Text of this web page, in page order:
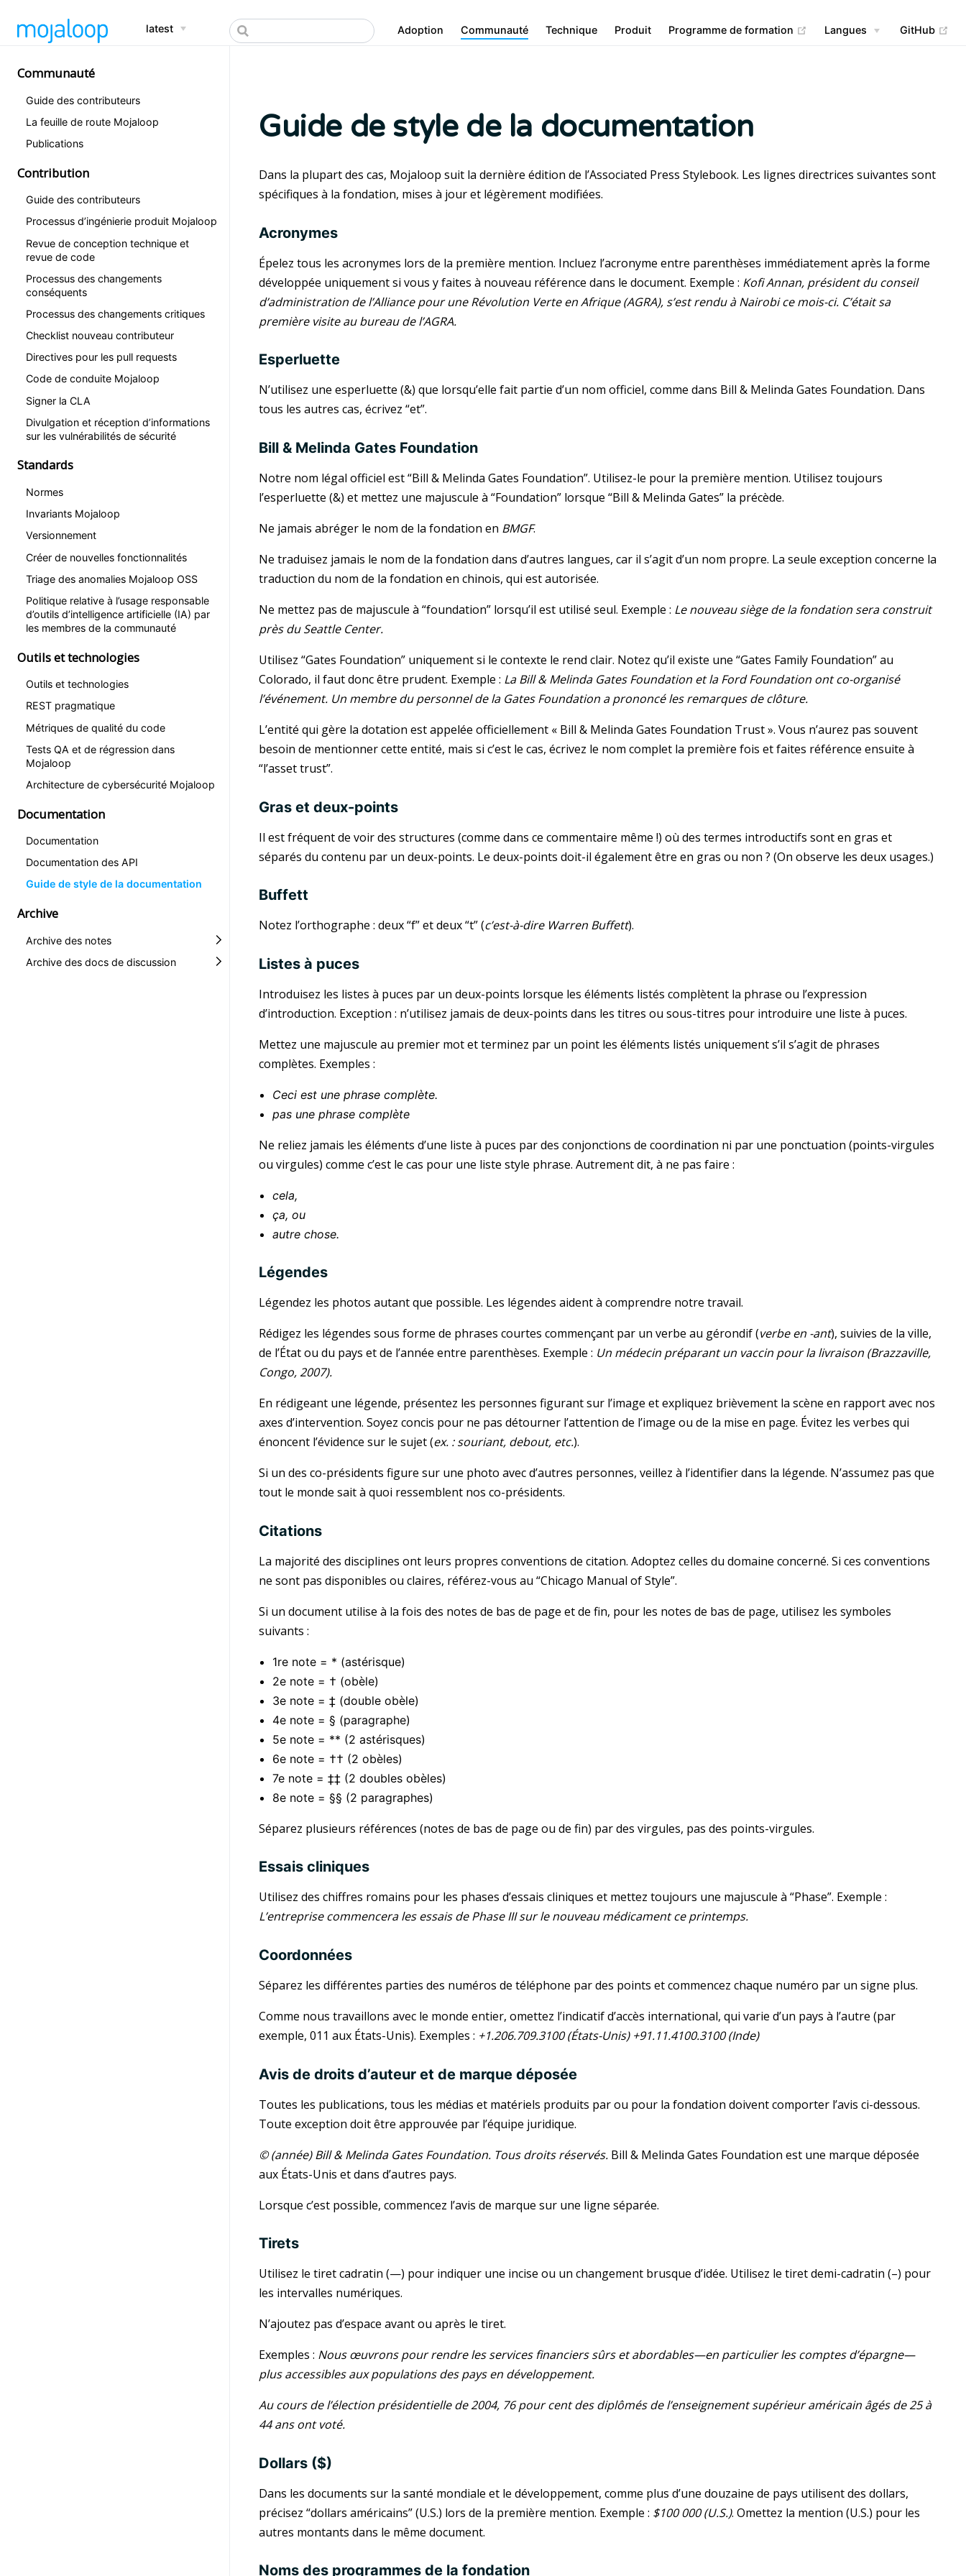
latest Adoption Communauté Technique Produit Programme de formation (opens new window)
Langues GitHub
Communauté
Guide des contributeurs
La feuille de route Mojaloop
Publications
Contribution
Guide des contributeurs
Processus d’ingénierie produit Mojaloop
Revue de conception technique et
revue de code
Processus des changements
conséquents
Processus des changements critiques
Checklist nouveau contributeur
Directives pour les pull requests
Code de conduite Mojaloop
Signer la CLA
Divulgation et réception d’informations
sur les vulnérabilités de sécurité
Standards
Normes
Invariants Mojaloop
Versionnement
Créer de nouvelles fonctionnalités
Triage des anomalies Mojaloop OSS
Politique relative à l’usage responsable
d’outils d’intelligence artificielle (IA) par
les membres de la communauté
Outils et technologies
Outils et technologies
REST pragmatique
Métriques de qualité du code
Tests QA et de régression dans
Mojaloop
Architecture de cybersécurité Mojaloop
Documentation
Documentation
Documentation des API
Guide de style de la documentation
Archive
Archive des notes
Archive des docs de discussion
Guide de style de la documentation
Dans la plupart des cas, Mojaloop suit la dernière édition de l’Associated Press Stylebook. Les lignes directrices suivantes sont
spécifiques à la fondation, mises à jour et légèrement modifiées.
Acronymes
Épelez tous les acronymes lors de la première mention. Incluez l’acronyme entre parenthèses immédiatement après la forme
développée uniquement si vous y faites à nouveau référence dans le document. Exemple : Kofi Annan, président du conseil
d’administration de l’Alliance pour une Révolution Verte en Afrique (AGRA), s’est rendu à Nairobi ce mois-ci. C’était sa
première visite au bureau de l’AGRA.
Esperluette
N’utilisez une esperluette (&) que lorsqu’elle fait partie d’un nom officiel, comme dans Bill & Melinda Gates Foundation. Dans
tous les autres cas, écrivez “et”.
Bill & Melinda Gates Foundation
Notre nom légal officiel est “Bill & Melinda Gates Foundation”. Utilisez-le pour la première mention. Utilisez toujours
l’esperluette (&) et mettez une majuscule à “Foundation” lorsque “Bill & Melinda Gates” la précède.
Ne jamais abréger le nom de la fondation en BMGF.
Ne traduisez jamais le nom de la fondation dans d’autres langues, car il s’agit d’un nom propre. La seule exception concerne la
traduction du nom de la fondation en chinois, qui est autorisée.
Ne mettez pas de majuscule à “foundation” lorsqu’il est utilisé seul. Exemple : Le nouveau siège de la fondation sera construit
près du Seattle Center.
Utilisez “Gates Foundation” uniquement si le contexte le rend clair. Notez qu’il existe une “Gates Family Foundation” au
Colorado, il faut donc être prudent. Exemple : La Bill & Melinda Gates Foundation et la Ford Foundation ont co-organisé
l’événement. Un membre du personnel de la Gates Foundation a prononcé les remarques de clôture.
L’entité qui gère la dotation est appelée officiellement « Bill & Melinda Gates Foundation Trust ». Vous n’aurez pas souvent
besoin de mentionner cette entité, mais si c’est le cas, écrivez le nom complet la première fois et faites référence ensuite à
“l’asset trust”.
Gras et deux-points
Il est fréquent de voir des structures (comme dans ce commentaire même !) où des termes introductifs sont en gras et
séparés du contenu par un deux-points. Le deux-points doit-il également être en gras ou non ? (On observe les deux usages.)
Buffett
Notez l’orthographe : deux “f” et deux “t” (c’est-à-dire Warren Buffett).
Listes à puces
Introduisez les listes à puces par un deux-points lorsque les éléments listés complètent la phrase ou l’expression
d’introduction. Exception : n’utilisez jamais de deux-points dans les titres ou sous-titres pour introduire une liste à puces.
Mettez une majuscule au premier mot et terminez par un point les éléments listés uniquement s’il s’agit de phrases
complètes. Exemples :
Ceci est une phrase complète.
pas une phrase complète
Ne reliez jamais les éléments d’une liste à puces par des conjonctions de coordination ni par une ponctuation (points-virgules
ou virgules) comme c’est le cas pour une liste style phrase. Autrement dit, à ne pas faire :
cela,
ça, ou
autre chose.
Légendes
Légendez les photos autant que possible. Les légendes aident à comprendre notre travail.
Rédigez les légendes sous forme de phrases courtes commençant par un verbe au gérondif (verbe en -ant), suivies de la ville,
de l’État ou du pays et de l’année entre parenthèses. Exemple : Un médecin préparant un vaccin pour la livraison (Brazzaville,
Congo, 2007).
En rédigeant une légende, présentez les personnes figurant sur l’image et expliquez brièvement la scène en rapport avec nos
axes d’intervention. Soyez concis pour ne pas détourner l’attention de l’image ou de la mise en page. Évitez les verbes qui
énoncent l’évidence sur le sujet (ex. : souriant, debout, etc.).
Si un des co-présidents figure sur une photo avec d’autres personnes, veillez à l’identifier dans la légende. N’assumez pas que
tout le monde sait à quoi ressemblent nos co-présidents.
Citations
La majorité des disciplines ont leurs propres conventions de citation. Adoptez celles du domaine concerné. Si ces conventions
ne sont pas disponibles ou claires, référez-vous au “Chicago Manual of Style”.
Si un document utilise à la fois des notes de bas de page et de fin, pour les notes de bas de page, utilisez les symboles
suivants :
1re note = * (astérisque)
2e note = † (obèle)
3e note = ‡ (double obèle)
4e note = § (paragraphe)
5e note = ** (2 astérisques)
6e note = †† (2 obèles)
7e note = ‡‡ (2 doubles obèles)
8e note = §§ (2 paragraphes)
Séparez plusieurs références (notes de bas de page ou de fin) par des virgules, pas des points-virgules.
Essais cliniques
Utilisez des chiffres romains pour les phases d’essais cliniques et mettez toujours une majuscule à “Phase”. Exemple :
L’entreprise commencera les essais de Phase III sur le nouveau médicament ce printemps.
Coordonnées
Séparez les différentes parties des numéros de téléphone par des points et commencez chaque numéro par un signe plus.
Comme nous travaillons avec le monde entier, omettez l’indicatif d’accès international, qui varie d’un pays à l’autre (par
exemple, 011 aux États-Unis). Exemples : +1.206.709.3100 (États-Unis) +91.11.4100.3100 (Inde)
Avis de droits d’auteur et de marque déposée
Toutes les publications, tous les médias et matériels produits par ou pour la fondation doivent comporter l’avis ci-dessous.
Toute exception doit être approuvée par l’équipe juridique.
© (année) Bill & Melinda Gates Foundation. Tous droits réservés. Bill & Melinda Gates Foundation est une marque déposée
aux États-Unis et dans d’autres pays.
Lorsque c’est possible, commencez l’avis de marque sur une ligne séparée.
Tirets
Utilisez le tiret cadratin (—) pour indiquer une incise ou un changement brusque d’idée. Utilisez le tiret demi-cadratin (–) pour
les intervalles numériques.
N’ajoutez pas d’espace avant ou après le tiret.
Exemples : Nous œuvrons pour rendre les services financiers sûrs et abordables—en particulier les comptes d’épargne—
plus accessibles aux populations des pays en développement.
Au cours de l’élection présidentielle de 2004, 76 pour cent des diplômés de l’enseignement supérieur américain âgés de 25 à
44 ans ont voté.
Dollars ($)
Dans les documents sur la santé mondiale et le développement, comme plus d’une douzaine de pays utilisent des dollars,
précisez “dollars américains” (U.S.) lors de la première mention. Exemple : $100 000 (U.S.). Omettez la mention (U.S.) pour les
autres montants dans le même document.
Noms des programmes de la fondation